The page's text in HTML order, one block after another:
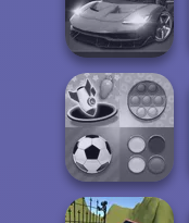
Night City Racing